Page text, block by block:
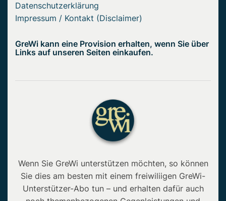
Datenschutzerklärung
Impressum / Kontakt (Disclaimer)
GreWi kann eine Provision erhalten, wenn Sie über
Links auf unseren Seiten einkaufen.
Wenn Sie GreWi unterstützen möchten, so können
Sie dies am besten mit einem freiwiliigen GreWi-
Unterstützer-Abo tun – und erhalten dafür auch